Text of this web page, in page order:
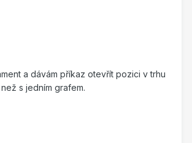
a dávám příkaz otevřít pozici v trhu
s jedním grafem.